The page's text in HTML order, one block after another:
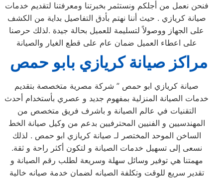
فنحن نعمل من أجلكم ونستثمر بخبرتنا ومعرفتنا لتقديم خدمات
صيانة كريازي . حيث أننا نهتم بأدق التفاصيل بداية من الكشف
على الجهاز ووصولاً لتسليمة للعميل بحالة جيدة .لذلك حرصنا
على اعطاء العميل ضمان عام على قطع الغيار والصيانة
مراكز صيانة كريازي بابو حمص
صيانة كريازي ابو حمص ” شركة مصرية متخصصة بتقديم
خدمات الصيانة المنزلية بمفهوم جديد و عصري بأستخدام أحدث
التقنيات في عالم الصيانة و باشرف فريق متخصص من
المهندسيين و الفنيين المحترفيين بدعم من وكيل صيانة الخط
الساخن الموحد المختصر لـ صيانة كريازي ابو حمص . لذلك
نسعى إلى تسهيل خدمات الصيانة و لتكون أكثر راحة و ثقة.
مهمتنا هي توفير وسائل سهلة وسريعة لطلب رقم الصيانة و
تقدير سريع للوقت وتكلفة الصيانه لضمان خدمة صيانه خالية